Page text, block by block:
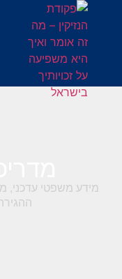
מידע משפטי עדכני,